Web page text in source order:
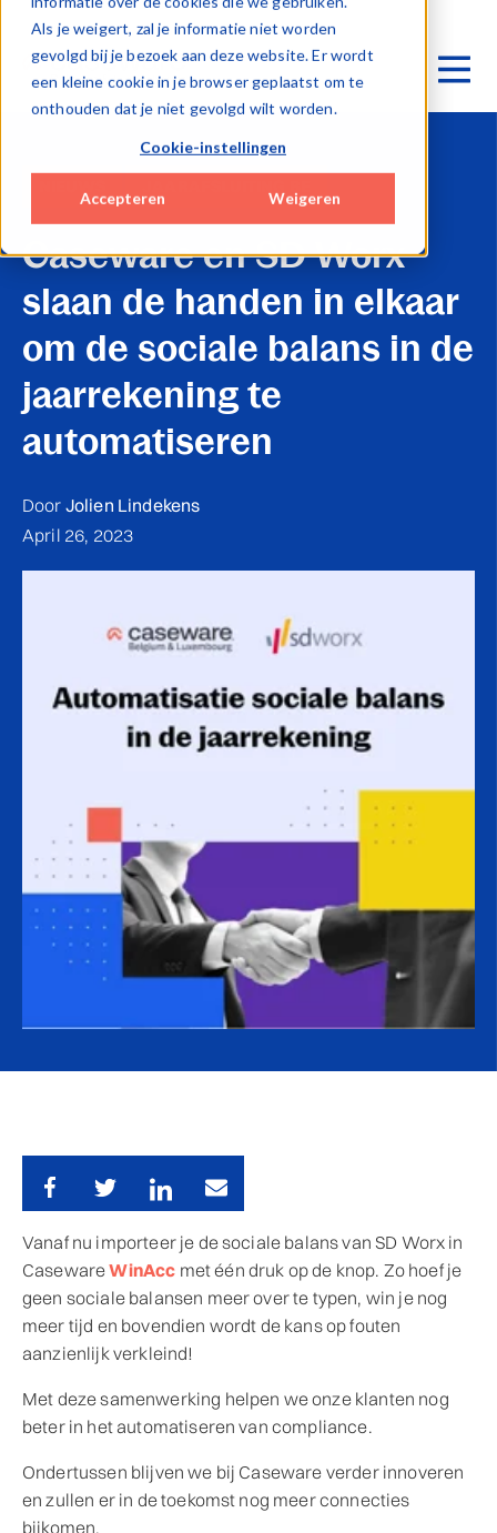
Als je weigert, zal je informatie niet worden
gevolgd bij je bezoek aan deze website. Er wordt
een kleine cookie in je browser geplaatst om te
onthouden dat je niet gevolgd wilt worden.
Cookie-instellingen
Accepteren Weigeren
Caseware en SD Worx
slaan de handen in elkaar
om de sociale balans in de
jaarrekening te
automatiseren
Door Jolien Lindekens
April 26, 2023
Vanaf nu importeer je de sociale balans van SD Worx in
CasewareWinAcc met één druk op de knop. Zo hoef je
geen sociale balansen meer over te typen, win je nog
meer tijd en bovendien wordt de kans op fouten
aanzienlijk verkleind!
Met deze samenwerking helpen we onze klanten nog
beter in het automatiseren van compliance.
Ondertussen blijven we bij Caseware verder innoveren
en zullen er in de toekomst nog meer connecties
bijkomen.